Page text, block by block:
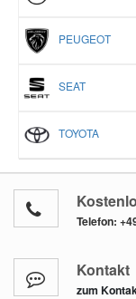
PEUGEOT
SEAT
TOYOTA
Telefon:
Kontakt
zum